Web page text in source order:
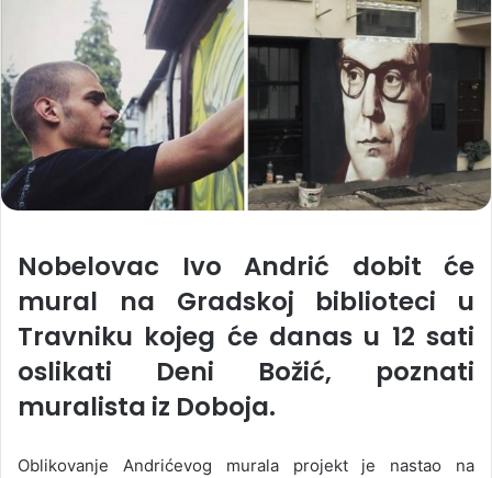
Nobelovac Ivo Andrić dobit će
mural na Gradskoj biblioteci u
Travniku kojeg će danas u 12 sati
oslikati Deni Božić, poznati
muralista iz Doboja.
Oblikovanje Andrićevog murala projekt je nastao na